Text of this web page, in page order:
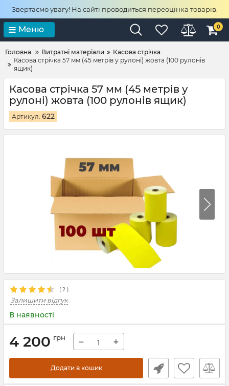
Звертаємо увагу! На сайті проводиться переоцінка товарів.
Меню 0
Головна Витратні матеріали
Касова стрічка
Касова стрічка 57 мм (45 метрів у рулоні) жовта (100 рулонів
ящик)
Касова стрічка 57 мм (45 метрів у
рулоні) жовта (100 рулонів ящик)
Артикул: 622
( 2 )
Залишити відгук
В наявності
4 200 грн − +
Додати в кошик